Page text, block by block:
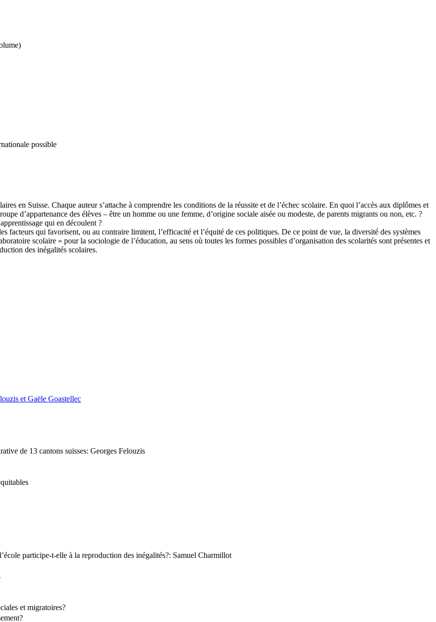
possible
en Suisse. Chaque auteur s’attache à comprendre les conditions de la réussite et de l’échec scolaire. En quoi l’accès aux diplômes et
d’appartenance des élèves – être un homme ou une femme, d’origine sociale aisée ou modeste, de parents migrants ou non, etc. ?
qui en découlent ?
facteurs qui favorisent, ou au contraire limitent, l’efficacité et l’équité de ces politiques. De ce point de vue, la diversité des systèmes
scolaire » pour la sociologie de l’éducation, au sens où toutes les formes possibles d’organisation des scolarités sont présentes et
des inégalités scolaires.
et Gaële Goastellec
de 13 cantons suisses: Georges Felouzis
participe-t-elle à la reproduction des inégalités?: Samuel Charmillot
et migratoires?